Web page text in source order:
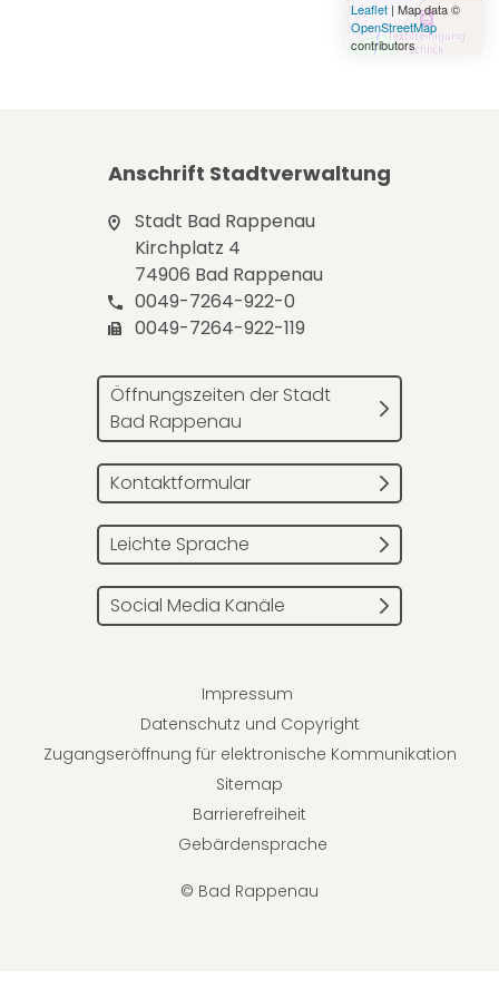
Leaflet| Map data ©
OpenStreetMap
contributors
Anschrift Stadtverwaltung
Stadt Bad Rappenau
Kirchplatz 4
74906 Bad Rappenau
0049-7264-922-0
0049-7264-922-119
Öffnungszeiten der Stadt
Bad Rappenau
Kontaktformular
Leichte Sprache
Social Media Kanäle
© Bad Rappenau
Impressum
Datenschutz und Copyright
Zugangseröffnung für elektronische Kommunikation
Sitemap
Barrierefreiheit
Gebärdensprache